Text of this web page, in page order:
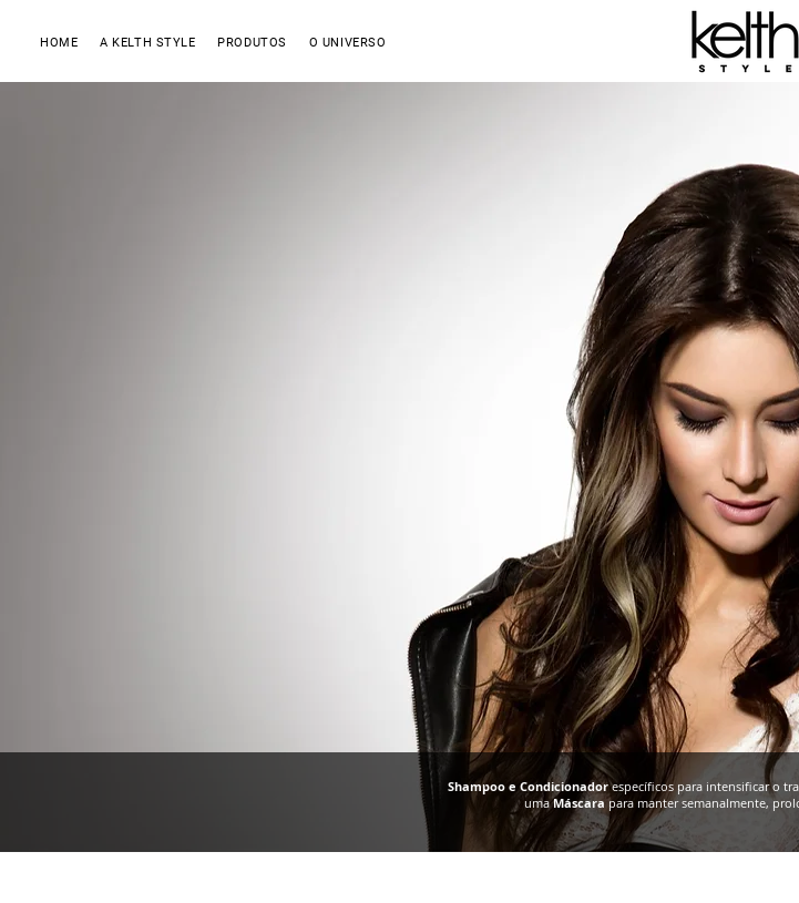
HOME A KELTH STYLE PRODUTOS O UNIVERSO
Shampoo e Condicionadorespecíficos para intensificar o
umaMáscarapara manter semanalmente,